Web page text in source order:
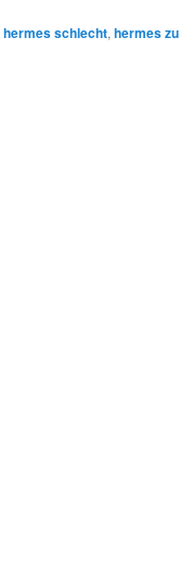
hermes schlecht, hermes zu